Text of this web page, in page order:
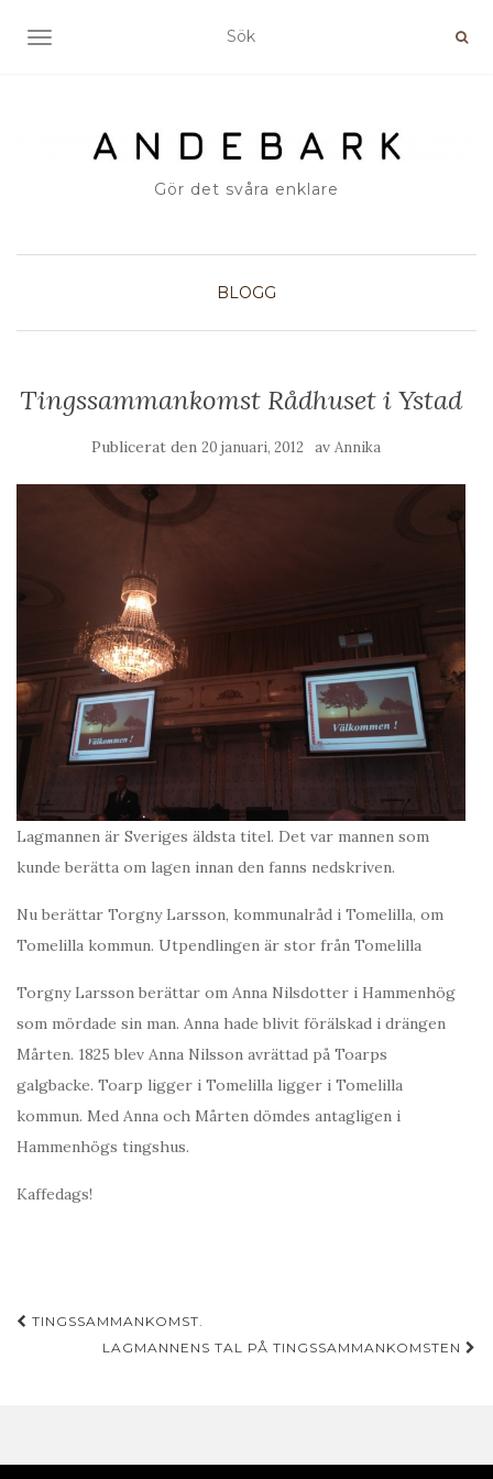
SLÅ PÅ/AV NAVIGERING
Gör det svåra enklare
BLOGG
Tingssammankomst Rådhuset i Ystad
Publicerat den 20 januari, 2012 av Annika
Lagmannen är Sveriges äldsta titel. Det var mannen som
kunde berätta om lagen innan den fanns nedskriven.
Nu berättar Torgny Larsson, kommunalråd i Tomelilla, om
Tomelilla kommun. Utpendlingen är stor från Tomelilla
Torgny Larsson berättar om Anna Nilsdotter i Hammenhög
som mördade sin man. Anna hade blivit förälskad i drängen
Mårten. 1825 blev Anna Nilsson avrättad på Toarps
galgbacke. Toarp ligger i Tomelilla ligger i Tomelilla
kommun. Med Anna och Mårten dömdes antagligen i
Hammenhögs tingshus.
Kaffedags!
Inläggsnavigering
TINGSSAMMANKOMST.
LAGMANNENS TAL PÅ TINGSSAMMANKOMSTEN